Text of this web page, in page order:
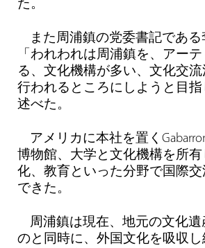
た。
また周浦鎮の党委書記であ
「われわれは周浦鎮を、アー
る、文化機構が多い、文化交
行われるところにしようと目指
述べた。
アメリカに本社を置く
博物館、大学と文化機構を所
化、教育といった分野で国際
できた。
周浦鎮は現在、地元の文化遺
のと同時に、外国文化を吸収し